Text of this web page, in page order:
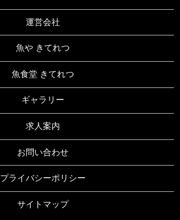
運営会社
魚や きてれつ
魚食堂 きてれつ
ギャラリー
求人案内
お問い合わせ
プライバシーポリシー
サイトマップ